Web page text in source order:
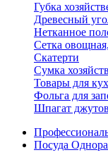
Губка
Древесный
Нетканное
Сетка
Скатерти
Сумка
Товары для
Фольга для
Шпагат
Посуда